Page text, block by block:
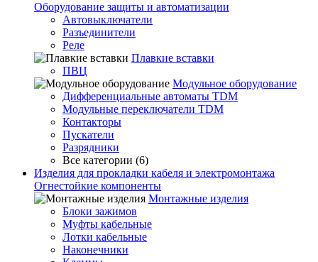
Оборудование защиты и автоматизации
Автовыключатели
Разъединители
Реле
Плавкие вставки
ПВЦ
Модульное оборудование
Дифференциальные автоматы TDM
Модульные переключатели TDM
Контакторы
Пускатели
Разрядники
Все категории (6)
Изделия для прокладки кабеля и электромонтажа
Огнестойкие компоненты
Монтажные изделия
Блоки зажимов
Муфты кабельные
Лотки кабельные
Наконечники